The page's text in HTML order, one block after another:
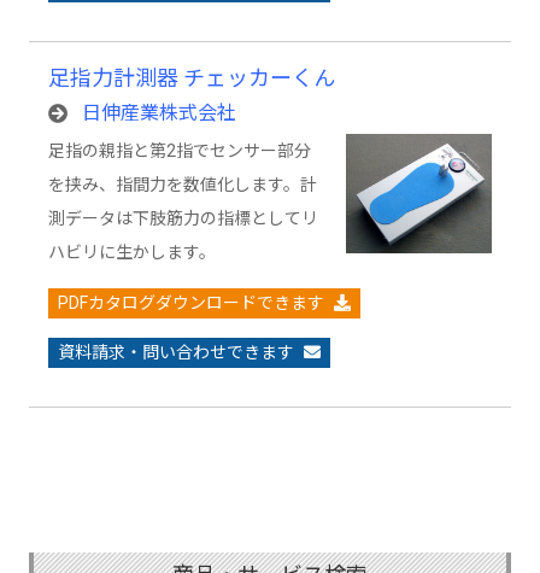
足指力計測器 チェッカーくん
日伸産業株式会社
足指の親指と第2指でセンサー部分
を挟み、指間力を数値化します。計
測データは下肢筋力の指標としてリ
ハビリに生かします。
PDFカタログダウンロードできます
資料請求・問い合わせできます